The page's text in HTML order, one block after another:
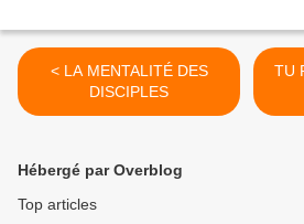
< LA MENTALITÉ DES
DISCIPLES
Hébergé par Overblog
Top articles